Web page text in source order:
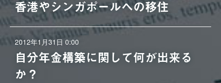
香港やシンガポールへの移住
2012年1月31日 0:00
自分年金構築に関して何が出来る
か？